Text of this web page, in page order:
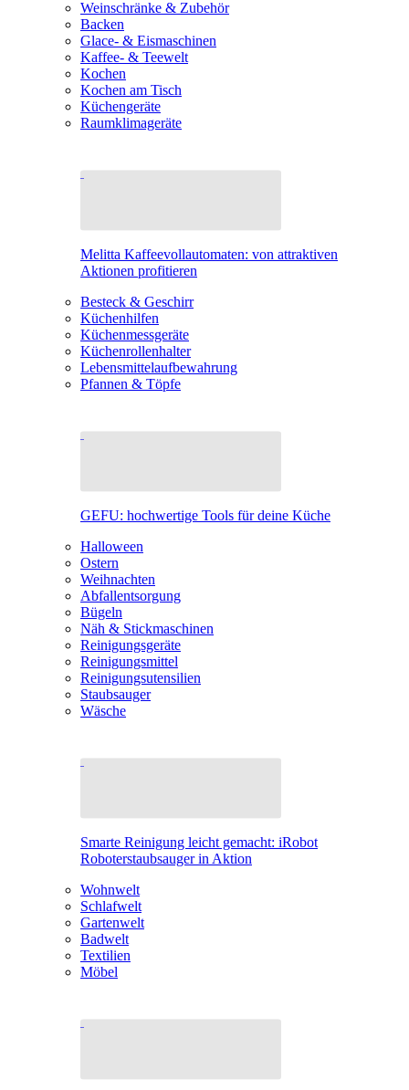
Weinschränke & Zubehör
Backen
Glace- & Eismaschinen
Kaffee- & Teewelt
Kochen
Kochen am Tisch
Küchengeräte
Raumklimageräte
Melitta Kaffeevollautomaten: von attraktiven
Aktionen profitieren
Besteck & Geschirr
Küchenhilfen
Küchenmessgeräte
Küchenrollenhalter
Lebensmittelaufbewahrung
Pfannen & Töpfe
GEFU: hochwertige Tools für deine Küche
Halloween
Ostern
Weihnachten
Abfallentsorgung
Bügeln
Näh & Stickmaschinen
Reinigungsgeräte
Reinigungsmittel
Reinigungsutensilien
Staubsauger
Wäsche
Smarte Reinigung leicht gemacht: iRobot
Roboterstaubsauger in Aktion
Wohnwelt
Schlafwelt
Gartenwelt
Badwelt
Textilien
Möbel